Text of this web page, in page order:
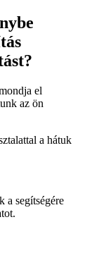
el
az ön
a hátuk
a segítségére